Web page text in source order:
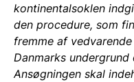
kontinentalsoklen
den procedure, som
fremme af
Danmarks
Ansøgningen skal